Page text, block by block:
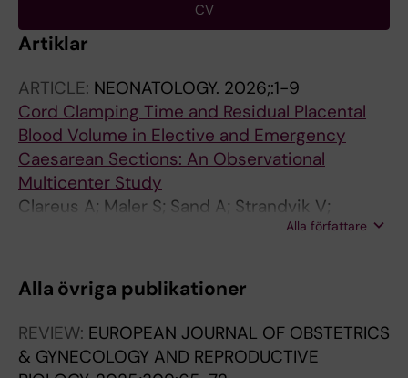
CV
Artiklar
ARTICLE: NEONATOLOGY. 2026;:1-9
Cord Clamping Time and Residual Placental
Blood Volume in Elective and Emergency
Caesarean Sections: An Observational
Multicenter Study
Clareus A; Maler S; Sand A; Strandvik V;
Hetting E; Linden K; Andersson O;Alla författare
Alla övriga publikationer
REVIEW: EUROPEAN JOURNAL OF OBSTETRICS
& GYNECOLOGY AND REPRODUCTIVE